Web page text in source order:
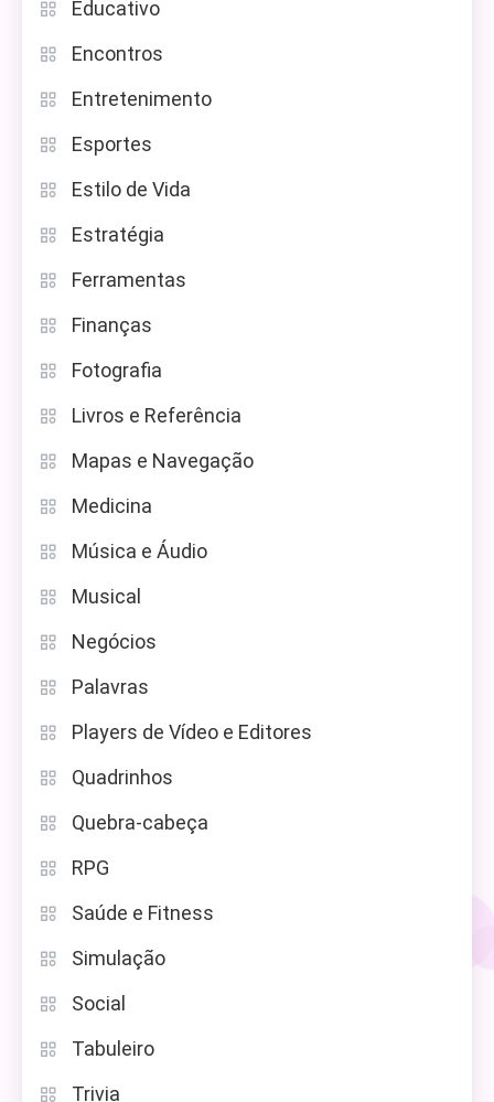
Educativo
Encontros
Entretenimento
Esportes
Estilo de Vida
Estratégia
Ferramentas
Finanças
Fotografia
Livros e Referência
Mapas e Navegação
Medicina
Música e Áudio
Musical
Negócios
Palavras
Players de Vídeo e Editores
Quadrinhos
Quebra-cabeça
RPG
Saúde e Fitness
Simulação
Social
Tabuleiro
Trivia